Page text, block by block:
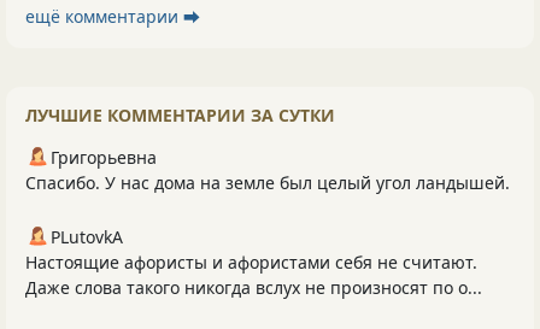
ещё комментарии ⮕
ЛУЧШИЕ КОММЕНТАРИИ ЗА СУТКИ
Григорьевна
Спасибо. У нас дома на земле был целый угол ландышей.
PLutоvkА
Настоящие афористы и афористами себя не считают.
Даже слова такого никогда вслух не произносят по о...